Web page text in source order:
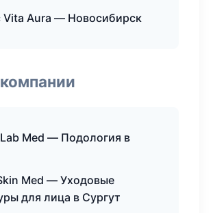
Vita Aura — Новосибирск
Med — Подология в
Med — Уходовые
для лица в Сургут